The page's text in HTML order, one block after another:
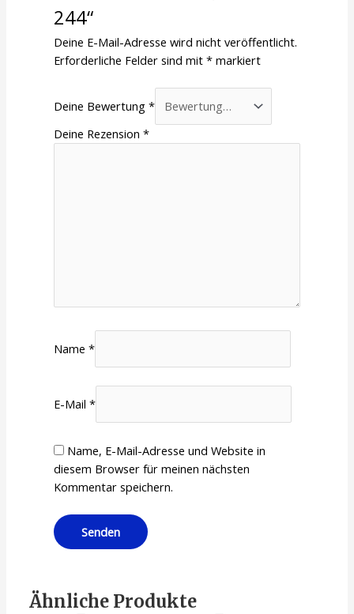
244“
Deine E-Mail-Adresse wird nicht veröffentlicht.
Erforderliche Felder sind mit* markiert
Deine Bewertung*
Deine Rezension*
Name*
E-Mail*
Name, E-Mail-Adresse und Website in
diesem Browser für meinen nächsten
Kommentar speichern.
Ähnliche Produkte